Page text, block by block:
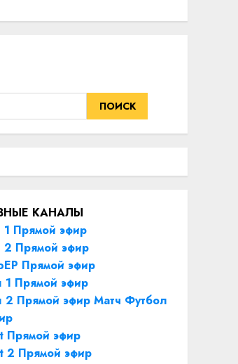
ПОИСК
КАНАЛЫ
Прямой эфир
Прямой эфир
Прямой эфир
1 Прямой эфир
2 Прямой эфир Матч Футбол
Прямой эфир
2 Прямой эфир